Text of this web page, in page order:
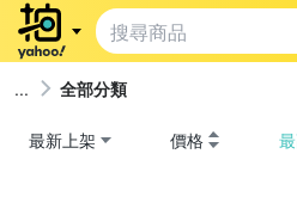
全部分類
最新上架 價格